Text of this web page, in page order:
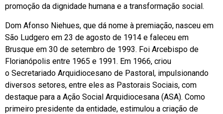
promoção da dignidade humana e a transformação social.
Dom Afonso Niehues, que dá nome à premiação, nasceu em
São Ludgero em 23 de agosto de 1914 e faleceu em
Brusque em 30 de setembro de 1993. Foi Arcebispo de
Florianópolis entre 1965 e 1991. Em 1966, criou
o Secretariado Arquidiocesano de Pastoral, impulsionando
diversos setores, entre eles as Pastorais Sociais, com
destaque para a Ação Social Arquidiocesana (ASA). Como
primeiro presidente da entidade, estimulou a criação de